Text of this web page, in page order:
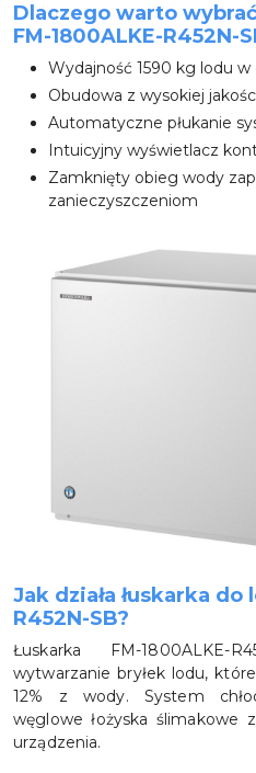
Dlaczego warto
FM-1800ALKE-R452N-
Wydajność 1590 kg lodu
Obudowa z wysokiej
Automatyczne płukanie
Intuicyjny wyświetlacz
Zamknięty obieg wody
zanieczyszczeniom
Jak działa łuskarka do
R452N-SB?
Łuskarka FM-1800ALKE-
wytwarzanie bryłek lodu,
12% z wody. System
węglowe łożyska ślimakowe
urządzenia.